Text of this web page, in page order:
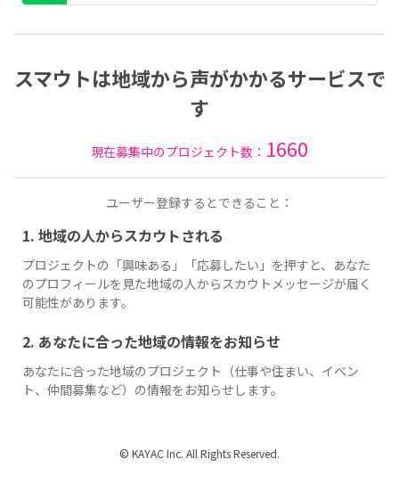
スマウトは地域から声がかかるサービスで
す
現在募集中のプロジェクト数： 1660
ユーザー登録するとできること：
1. 地域の人からスカウトされる
プロジェクトの「興味ある」「応募したい」を押すと、あなた
のプロフィールを見た地域の人からスカウトメッセージが届く
可能性があります。
2. あなたに合った地域の情報をお知らせ
あなたに合った地域のプロジェクト（仕事や住まい、イベン
ト、仲間募集など）の情報をお知らせします。
© KAYAC Inc. All Rights Reserved.